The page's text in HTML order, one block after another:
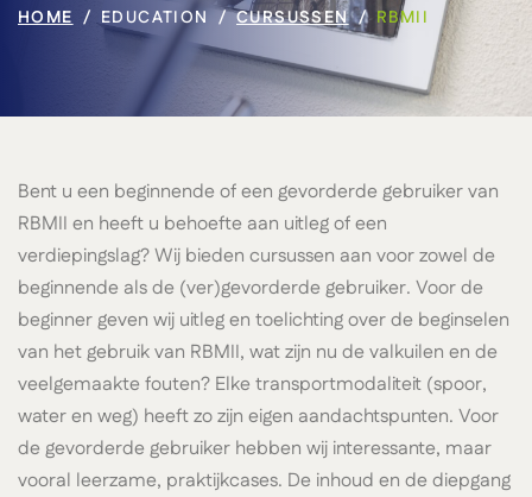
HOME EDUCATION CURSUSSEN RBMII
Bent u een beginnende of een gevorderde gebruiker van
RBMII en heeft u behoefte aan uitleg of een
verdiepingslag? Wij bieden cursussen aan voor zowel de
beginnende als de (ver)gevorderde gebruiker. Voor de
beginner geven wij uitleg en toelichting over de beginselen
van het gebruik van RBMII, wat zijn nu de valkuilen en de
veelgemaakte fouten? Elke transportmodaliteit (spoor,
water en weg) heeft zo zijn eigen aandachtspunten. Voor
de gevorderde gebruiker hebben wij interessante, maar
vooral leerzame, praktijkcases. De inhoud en de diepgang